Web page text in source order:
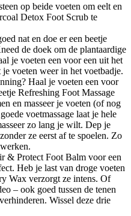
op beide voeten om eelt en
Detox Foot Scrub te
nat en doe er een beetje
de doek om de plantaardige
je voeten een voor een uit het
voeten weer in het voetbadje.
Haal je voeten een voor
Refreshing Foot Massage
en masseer je voeten (of nog
voetmassage laat je hele
zo lang je wilt. Dep je
ze eerst af te spoelen. Zo
& Protect Foot Balm voor een
Heb je last van droge voeten
Wax verzorgt ze intens. Of
– ook goed tussen de tenen
Wissel deze drie